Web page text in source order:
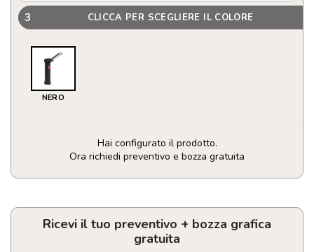
3 CLICCA PER SCEGLIERE IL COLORE
NERO
Hai configurato il prodotto.
Ora richiedi preventivo e bozza gratuita
Luce
lavoro
ricaricabileRicevi il tuo preventivo + bozza grafica
gratuita